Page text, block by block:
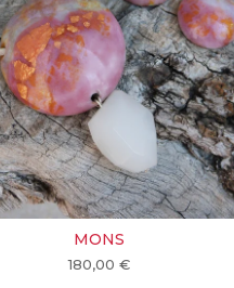
MONS
180,00 €